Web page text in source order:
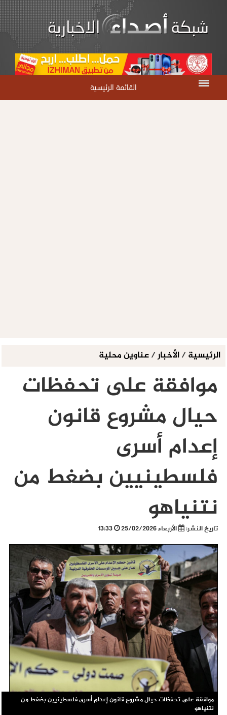
القائمة الرئيسية
الرئيسية/الأخبار/عناوين محلية
موافقة على تحفظات
حيال مشروع قانون
إعدام أسرى
فلسطينيين بضغط من
نتنياهو
تاريخ النشر: الأربعاء 25/02/2026
موافقة على تحفظات حيال مشروع قانون إعدام أسرى فلسطينيين بضغط من
نتنياهو